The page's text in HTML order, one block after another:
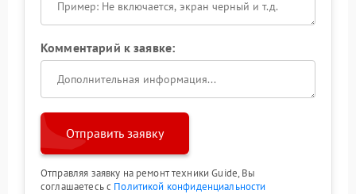
Комментарий к заявке:
Отправить заявку
Отправляя заявку на ремонт техники Guide, Вы
соглашаетесь с Политикой конфиденциальности